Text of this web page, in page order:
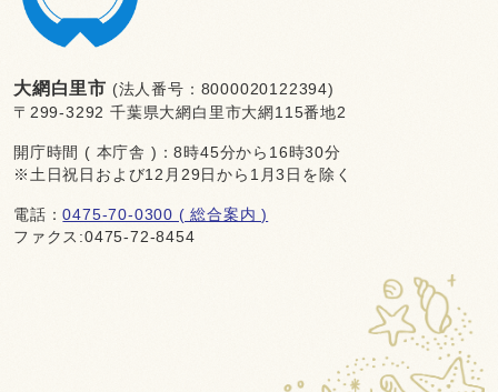
大網白里市 (法人番号：8000020122394)
〒299-3292 千葉県大網白里市大網115番地2
開庁時間 ( 本庁舎 )：8時45分から16時30分
※土日祝日および12月29日から1月3日を除く
電話：0475-70-0300 ( 総合案内 )
ファクス:0475-72-8454